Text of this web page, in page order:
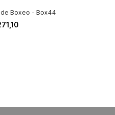
Boxeo - Box44